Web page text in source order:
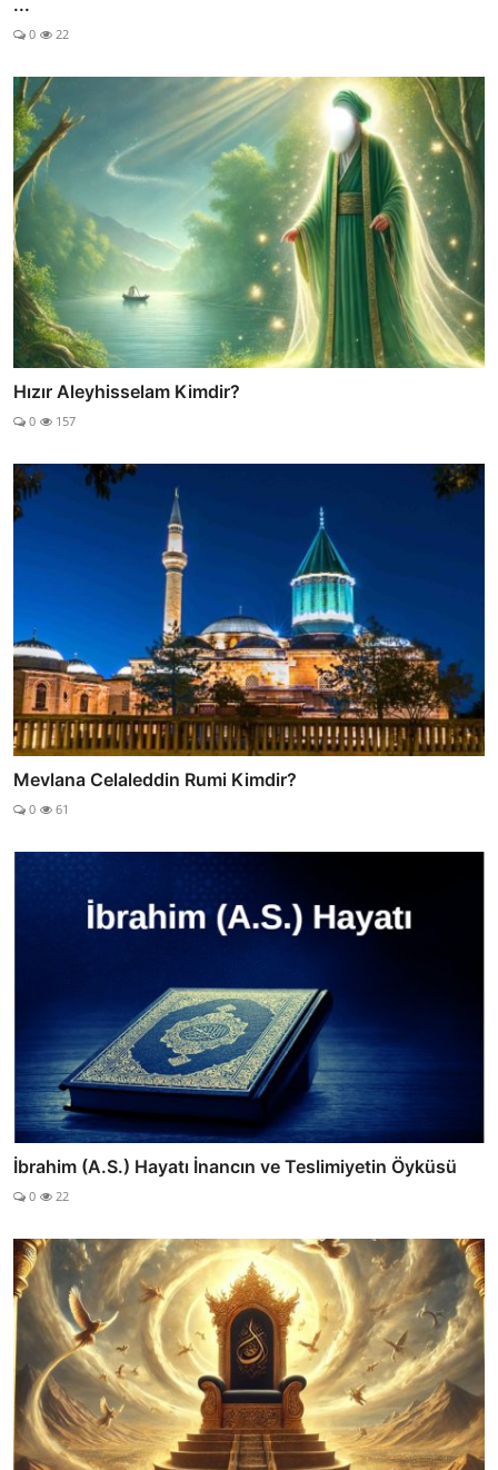
0 22
Hızır Aleyhisselam Kimdir?
0 157
Mevlana Celaleddin Rumi Kimdir?
0 61
İbrahim (A.S.) Hayatı İnancın ve Teslimiyetin Öyküsü
0 22